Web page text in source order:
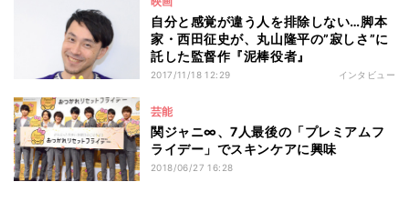
自分と感覚が違う人を排除しない…脚本
家・西田征史が、丸山隆平の”寂しさ”に
託した監督作『泥棒役者』
2017/11/18 12:29 インタビュー
芸能
関ジャニ∞、7人最後の「プレミアムフ
ライデー」でスキンケアに興味
2018/06/27 16:28